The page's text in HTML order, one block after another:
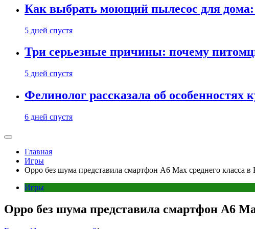
Как выбрать моющий пылесос для
5 дней спустя
Три серьезные причины: почему
5 дней спустя
Фелинолог рассказала об особенностях
6 дней спустя
Главная
Игры
Oppo без шума представила смартфон A6 Max среднего класса в
Игры
Oppo без шума представила смартфон A6